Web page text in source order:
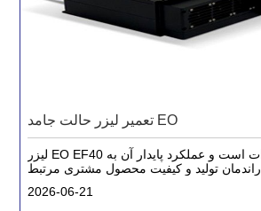
تعمیر لیزر حالت جامد EO
لیزر EO EF40 یک جزء کلیدی تجهیزات است و عملکرد پایدار آن به
تولید و کیفیت محصول مشتری مرتبط
ما مجموعه کاملی از
2026-06-21